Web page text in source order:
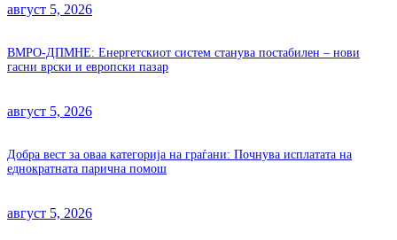
август 5, 2026
ВМРО-ДПМНЕ: Енергетскиот систем станува постабилен – нови
гасни врски и европски пазар
август 5, 2026
Добра вест за оваа категорија на граѓани: Почнува исплатата на
еднократната парична помош
август 5, 2026